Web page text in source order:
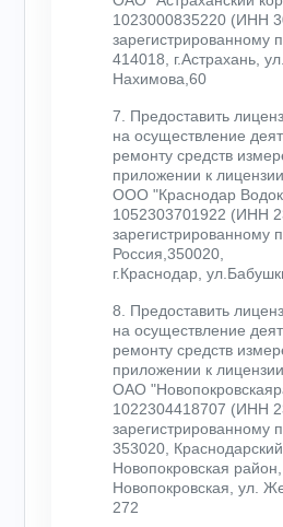
1023000835220 (ИНН
зарегистрированному
414018, г.Астрахань,
Нахимова,60
7. Предоставить
на осуществление
ремонту средств
приложении к
ООО "Краснодар
1052303701922 (ИНН
зарегистрированному
Россия,350020,
г.Краснодар,
8. Предоставить
на осуществление
ремонту средств
приложении к
ОАО
1022304418707 (ИНН
зарегистрированному
353020, Краснодарский
Новопокровская район,
Новопокровская, ул.
272